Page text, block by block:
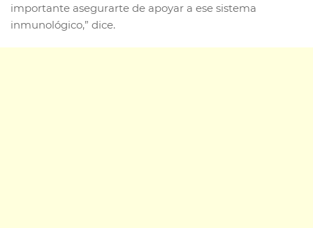
importante asegurarte de apoyar a ese sistema
inmunológico,” dice.